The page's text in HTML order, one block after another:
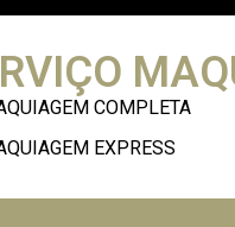
COMPLETA
EXPRESS